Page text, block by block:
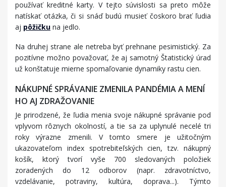
používať kreditné karty. V tejto súvislosti sa preto môže
natískať otázka, či si snáď budú musieť čoskoro brať ľudia
aj pôžičku na jedlo.
Na druhej strane ale netreba byť prehnane pesimistický. Za
pozitívne možno považovať, že aj samotný Štatistický úrad
už konštatuje mierne spomaľovanie dynamiky rastu cien.
NÁKUPNÉ SPRÁVANIE ZMENILA PANDÉMIA A MENÍ
HO AJ ZDRAŽOVANIE
Je prirodzené, že ľudia menia svoje nákupné správanie pod
vplyvom rôznych okolností, a tie sa za uplynulé necelé tri
roky výrazne zmenili. V tomto smere je užitočným
ukazovateľom index spotrebiteľských cien, tzv. nákupný
košík, ktorý tvorí vyše 700 sledovaných položiek
zoradených do 12 odborov (napr. zdravotníctvo,
vzdelávanie, potraviny, kultúra, doprava...). Týmto